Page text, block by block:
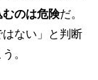
のは危険だ。
ない」と判断
。